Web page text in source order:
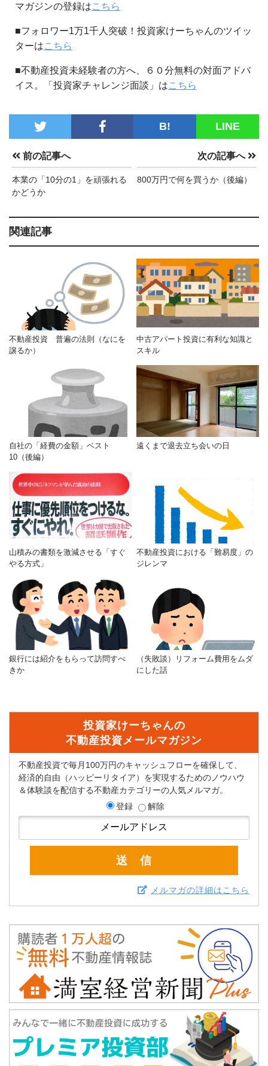
マガジンの登録はこちら
■フォロワー1万1千人突破！投資家けーちゃんのツイッ
ターはこちら
■不動産投資未経験者の方へ、６０分無料の対面アドバ
イス。「投資家チャレンジ面談」はこちら
B! LINE
前の記事へ
本業の「10分の1」を頑張れる
かどうか
次の記事へ
800万円で何を買うか（後編）
関連記事
不動産投資 普遍の法則（なにを
譲るか）
中古アパート投資に有利な知識と
スキル
自社の「経費の金額」ベスト
10（後編）
遠くまで退去立ち会いの日
山積みの書類を激減させる「すぐ
やる方式」
不動産投資における「難易度」の
ジレンマ
銀行には紹介をもらって訪問すべ
きか
（失敗談）リフォーム費用をムダ
にした話
投資家けーちゃんの
不動産投資メールマガジン
不動産投資で毎月100万円のキャッシュフローを確保して、
経済的自由（ハッピーリタイア）を実現するためのノウハウ
＆体験談を配信する不動産カテゴリーの人気メルマガ。
登録
解除
メルマガの詳細はこちら